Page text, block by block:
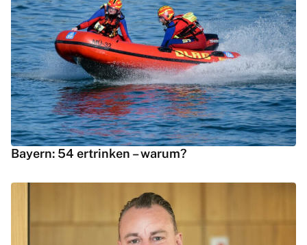
Bayern: 54 ertrinken – warum?